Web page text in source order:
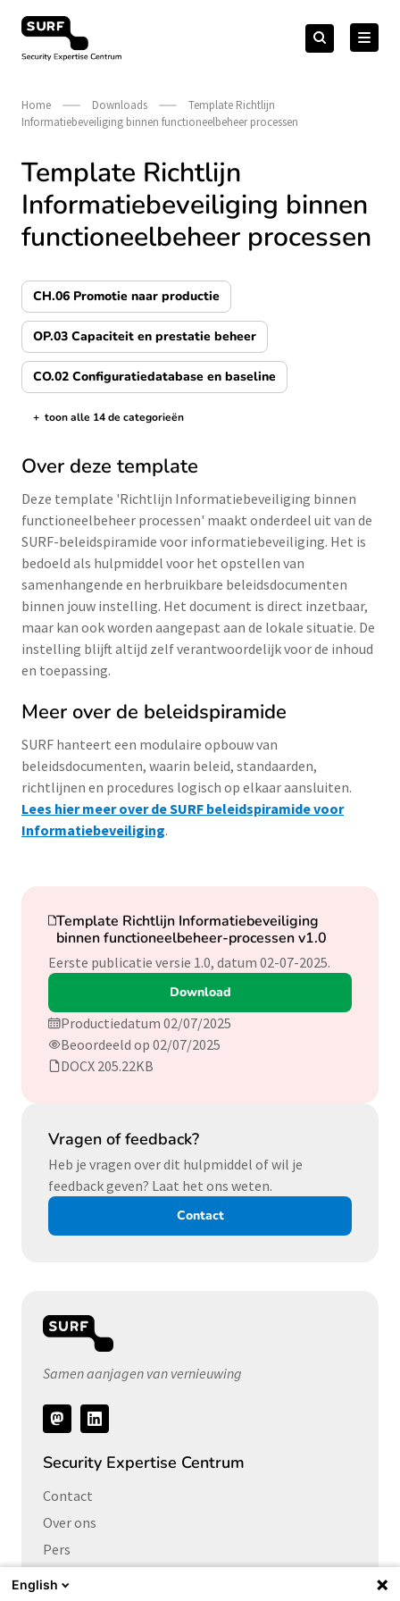
naar
Security Expertise Centrum – by SURF
Zoeken
naar:Zoeken
Home Downloads
Template Richtlijn
Informatiebeveiliging binnen functioneelbeheer processen
Template Richtlijn
Informatiebeveiliging binnen
functioneelbeheer processen
CH.06 Promotie naar productie
OP.03 Capaciteit en prestatie beheer
CO.02 Configuratiedatabase en baseline
de categorieën tonen/verbergen
+ toon alle 14 de categorieën
Over deze template
Deze template 'Richtlijn Informatiebeveiliging binnen
functioneelbeheer processen' maakt onderdeel uit van de
SURF-beleidspiramide voor informatiebeveiliging. Het is
bedoeld als hulpmiddel voor het opstellen van
samenhangende en herbruikbare beleidsdocumenten
binnen jouw instelling. Het document is direct inzetbaar,
maar kan ook worden aangepast aan de lokale situatie. De
instelling blijft altijd zelf verantwoordelijk voor de inhoud
en toepassing.
Meer over de beleidspiramide
SURF hanteert een modulaire opbouw van
beleidsdocumenten, waarin beleid, standaarden,
richtlijnen en procedures logisch op elkaar aansluiten.
Lees hier meer over de SURF beleidspiramide voor
Informatiebeveiliging.
Download
Template Richtlijn Informatiebeveiliging
binnen functioneelbeheer-processen v1.0
Eerste publicatie versie 1.0, datum 02-07-2025.
Download
Productiedatum 02/07/2025
Beoordeeld op 02/07/2025
DOCX 205.22KB
Vragen of feedback?
Heb je vragen over dit hulpmiddel of wil je
feedback geven? Laat het ons weten.
Contact
Samen aanjagen van vernieuwing
Volg
ons
Security Expertise Centrum
Contact
Over ons
Pers
Vacatures
English